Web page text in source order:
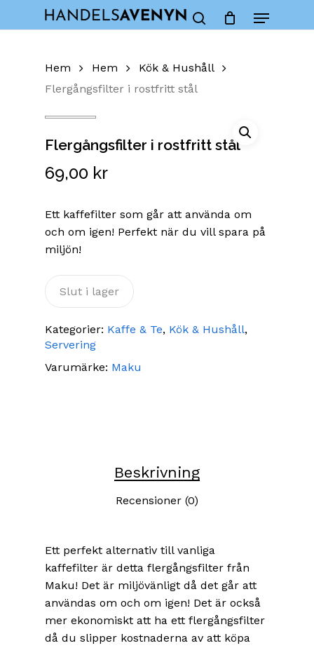
Menu
Cart Close
Hem Hem
Kök & Hushåll
Flergångsfilter i rostfritt stål
Flergångsfilter i rostfritt stål
69,00 kr
Ett kaffefilter som går att använda om
och om igen! Perfekt när du vill spara på
miljön!
Slut i lager
Kategorier: Kaffe & Te, Kök & Hushåll,
Servering
Varumärke: Maku
Beskrivning
Recensioner (0)
Ett perfekt alternativ till vanliga
kaffefilter är detta flergångsfilter från
Maku! Det är miljövänligt då det går att
användas om och om igen! Det är också
mer ekonomiskt att ha ett flergångsfilter
då du slipper kostnaderna av att köpa